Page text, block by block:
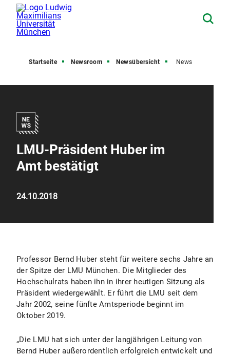
Startseite Newsroom Newsübersicht News
LMU-Präsident Huber im
Amt bestätigt
24.10.2018
Professor Bernd Huber steht für weitere sechs Jahre an
der Spitze der LMU München. Die Mitglieder des
Hochschulrats haben ihn in ihrer heutigen Sitzung als
Präsident wiedergewählt. Er führt die LMU seit dem
Jahr 2002, seine fünfte Amtsperiode beginnt im
Oktober 2019.
„Die LMU hat sich unter der langjährigen Leitung von
Bernd Huber außerordentlich erfolgreich entwickelt und